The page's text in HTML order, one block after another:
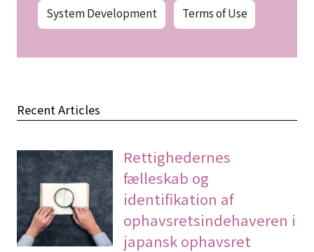
System Development Terms of Use
Recent Articles
Rettighedernes
fælleskab og
identifikation af
ophavsretsindehaveren i
japansk ophavsret